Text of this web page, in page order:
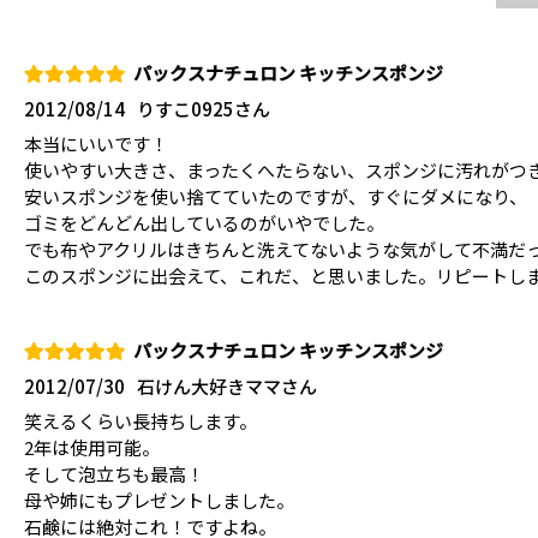
パックスナチュロン キッチンスポンジ
りすこ0925さん
2012/08/14
本当にいいです！
使いやすい大きさ、まったくへたらない、スポンジに汚れがつ
安いスポンジを使い捨てていたのですが、すぐにダメになり、
ゴミをどんどん出しているのがいやでした。
でも布やアクリルはきちんと洗えてないような気がして不満だ
このスポンジに出会えて、これだ、と思いました。リピートしま
パックスナチュロン キッチンスポンジ
石けん大好きママさん
2012/07/30
笑えるくらい長持ちします。
2年は使用可能。
そして泡立ちも最高！
母や姉にもプレゼントしました。
石鹸には絶対これ！ですよね。